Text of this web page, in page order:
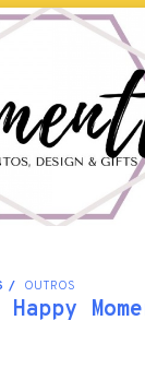
OUTROS